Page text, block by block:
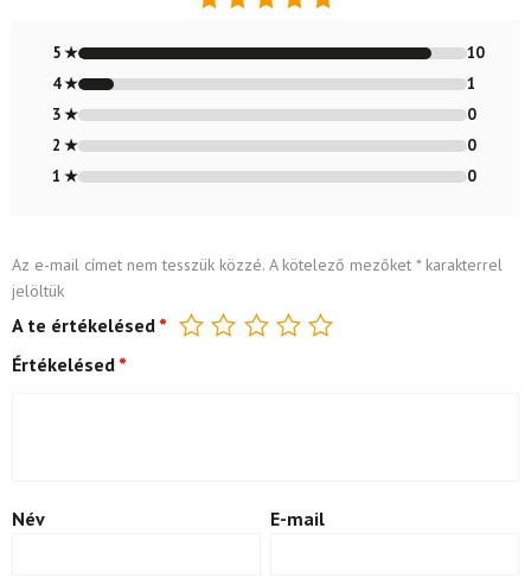
4.91/ 5
5 ★
10
4 ★
1
3 ★
0
2 ★
0
1 ★
0
Az e-mail címet nem tesszük közzé. A kötelező mezőket *karakterrel
jelöltük
A te értékelésed *
Értékelésed *
Név E-mail